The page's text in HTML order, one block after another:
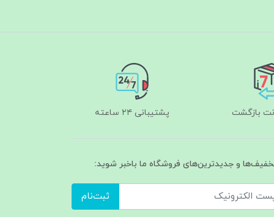
پشتیبانی ۲۴ ساعته
و جدیدترین‌های فروشگاه ما باخبر شوید:
ثبت‌نام